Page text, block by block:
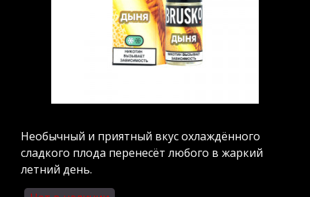
Необычный и приятный вкус охлаждённого
сладкого плода перенесёт любого в жаркий
летний день.